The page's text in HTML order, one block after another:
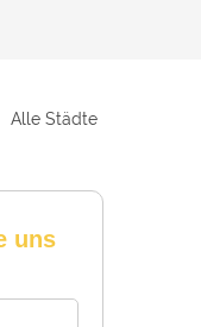
Alle Städte
uns